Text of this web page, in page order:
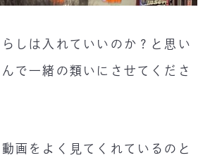
しは入れていいのか？と思い
で一緒の類いにさせてくださ
画をよく見てくれているのと